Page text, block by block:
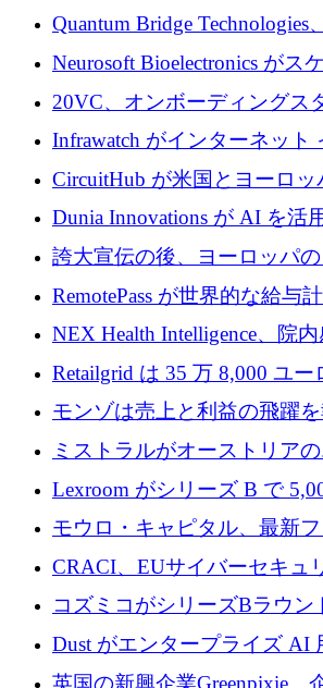
ラットフォームを拡大するた
Quantum Bridge
バーセキュリティ インフラ
張にシリーズ A で 800 万ド
Neurosoft Bioelectronics がス
イン コンピューター インタ
に 750 万ドルを調達
20VC、オンボーディングス
Prelude へのシリーズ A 投資
Infrawatch がインターネット
クチャ インテリジェンス向
プレシードを確保
CircuitHub が米国とヨーロ
子機器製造を拡大するために
Dunia Innovations が AI を活
産業化するために 2 億 8,000
リン GigaLab を発表
誇大宣伝の後、ヨーロッパ
クターはファンダメンタルズ
RemotePass が世界的な給与
ラットフォームを拡大するた
NEX Health Intelligence、院
100万ユーロを確保
Retailgrid は 35 万 8,000 ユ
ラウンドで小売業のスプレッ
ゲットにしています
モンゾは売上と利益の飛躍
ミストラルがオーストリア
Lexroom がシリーズ B で
てヨーロッパ大陸法用の法
モウロ・キャピタル、最新
ローズで4億ドルを確保
CRACI、EUサイバーセキュ
アンスプラットフォームのた
コズミコがシリーズBラウン
ロを調達
Dust がエンタープライズ AI
レイヤー」オペレーティング
英国の新興企業Greenpixie、